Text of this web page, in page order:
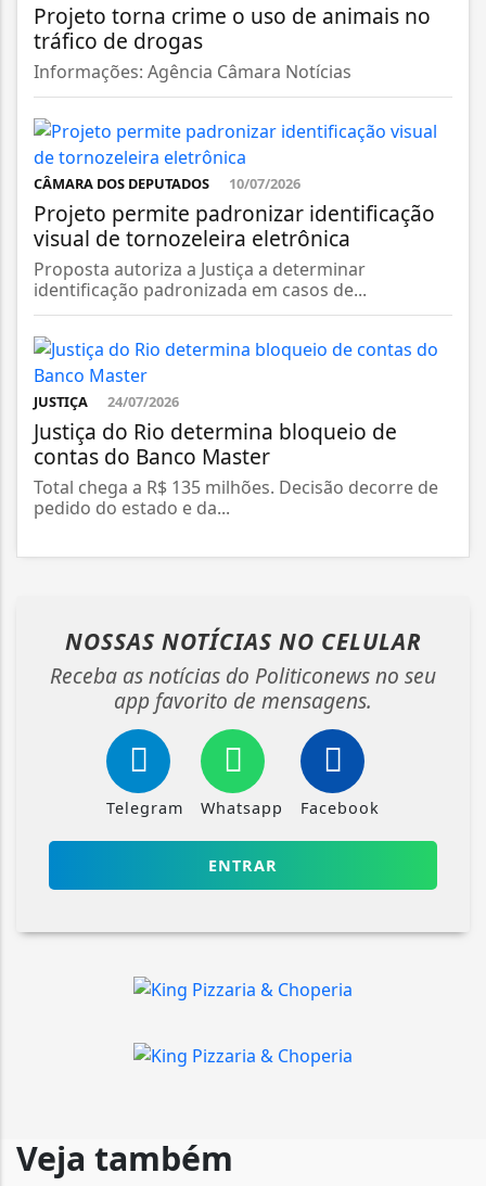
Projeto torna crime o uso de animais no
tráfico de drogas
Informações: Agência Câmara Notícias
CÂMARA DOS DEPUTADOS 10/07/2026
Projeto permite padronizar identificação
visual de tornozeleira eletrônica
Proposta autoriza a Justiça a determinar
identificação padronizada em casos de...
JUSTIÇA 24/07/2026
Justiça do Rio determina bloqueio de
contas do Banco Master
Total chega a R$ 135 milhões. Decisão decorre de
pedido do estado e da...
NOSSAS NOTÍCIAS NO CELULAR
Receba as notícias do Politiconews no seu
app favorito de mensagens.
Telegram Whatsapp Facebook
ENTRAR
Veja também